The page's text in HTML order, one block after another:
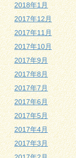
2018年1月
2017年12月
2017年11月
2017年10月
2017年9月
2017年8月
2017年7月
2017年6月
2017年5月
2017年4月
2017年3月